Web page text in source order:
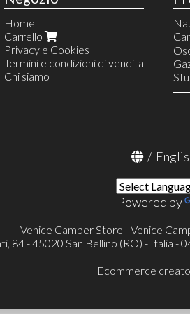
Home
Carrello
Privacy e Cookies
Termini e condizioni di vendita
Chi siamo
/
Powered by
Venice Camper Store - Venice
84 - 45020 San Bellino (RO) - Italia -
Ecommerce